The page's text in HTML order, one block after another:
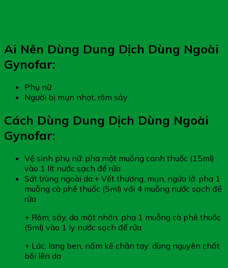
Ai Nên Dùng Dung Dịch Dùng Ngoài
Gynofar:
Phụ nữ
Người bị mụn nhọt, rôm sảy
Cách Dùng Dung Dịch Dùng Ngoài
Gynofar:
Vệ sinh phụ nữ: pha một muỗng canh thuốc (15ml)
vào 1 lít nước sạch để rửa
Sát trùng ngoài da:+ Vết thương, mụn, ngứa lở: pha 1
muỗng cà phê thuốc (5ml) với 4 muỗng nước sạch để
rửa
+ Rôm, sảy, da mặt nhờn: pha 1 muỗng cà phê thuốc
(5ml) vào 1 ly nước sạch để rửa
+ Lác, lang ben, nấm kẽ chân tay: dùng nguyên chất
bôi lên da